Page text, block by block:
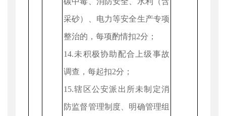
采砂）、电力等安全生产专项
整治的，每项酌情扣2分；
14.未积极协助配合上级事故
调查，每起扣2分；
15.辖区公安派出所未制定消
防监督管理制度、明确管理组